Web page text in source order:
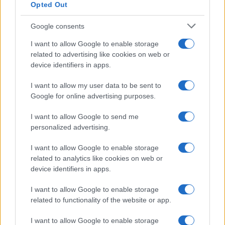
Opted Out
Google consents
I want to allow Google to enable storage
related to advertising like cookies on web or
device identifiers in apps.
I want to allow my user data to be sent to
Google for online advertising purposes.
I want to allow Google to send me
personalized advertising.
I want to allow Google to enable storage
related to analytics like cookies on web or
device identifiers in apps.
I want to allow Google to enable storage
related to functionality of the website or app.
I want to allow Google to enable storage
Festivalu SHOTS prestavljen na
Slovenj Gradec: Filmske
premiere, napete zgodbe in
počitniški kino
Freestyle navdušuje s poletno
prilagojenimi cenami koles
Vlom v hišo pri Slovenj Gradcu,
lastniki ostali brez orodja in
Več iz kategorije Novice